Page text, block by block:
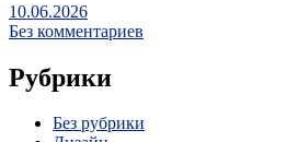
10.06.2026
Без комментариев
Рубрики
Без рубрики